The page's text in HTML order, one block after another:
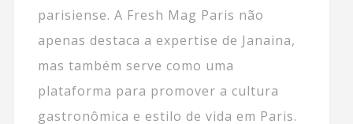
parisiense. A Fresh Mag Paris não
apenas destaca a expertise de Janaina,
mas também serve como uma
plataforma para promover a cultura
gastronômica e estilo de vida em Paris.